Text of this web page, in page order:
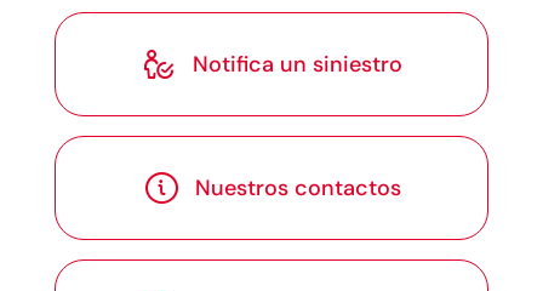
 Notifica un siniestro
 Nuestros contactos